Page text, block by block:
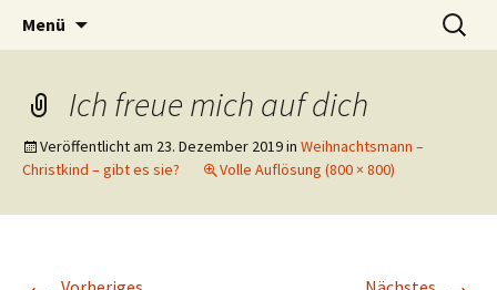
Lebensfreude-Akademie
Lerne deinen stressigen Alltag mit mehr
Freude und Gelassenheit erfolgreich meistern
und genießen zu können.
Menü
Suchen
nach:
Ich freue mich auf dich
Veröffentlicht am 23. Dezember 2019in Weihnachtsmann –
Christkind – gibt es sie?
Volle Auflösung (800 × 800)